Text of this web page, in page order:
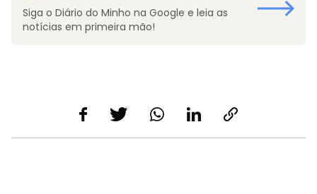
Siga o Diário do Minho na Google e leia as
notícias em primeira mão!